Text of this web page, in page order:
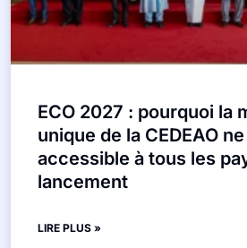
ECO 2027 : pourquoi la
unique de la CEDEAO
accessible à tous les
lancement
LIRE PLUS »